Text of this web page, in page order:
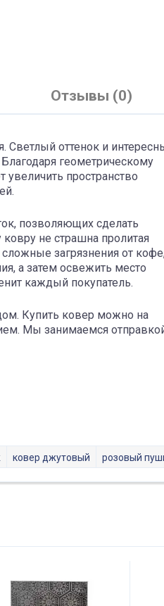
Отзывы (0)
Светлый оттенок и
геометрическому
пространство
позволяющих сделать
не страшна пролитая
загрязнения от
а затем освежить место
каждый покупатель.
Купить ковер можно на
Мы занимаемся
ковер джутовый розовый